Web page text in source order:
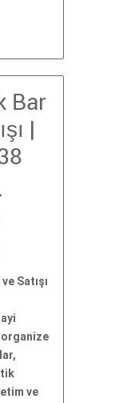
Bar
|
Satışı
ve